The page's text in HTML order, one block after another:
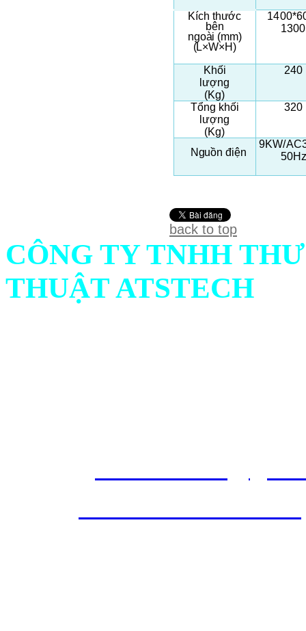
Kích thước
bên
ngoài (mm)
(L×W×H)
1300
Khối
lượng
(Kg)
240
Tổng khối
ượng
(Kg)
320
Nguồn điện
9KW/AC
50Hz
back to top
CÔNG TY TNHH
THUẬT ATSTECH